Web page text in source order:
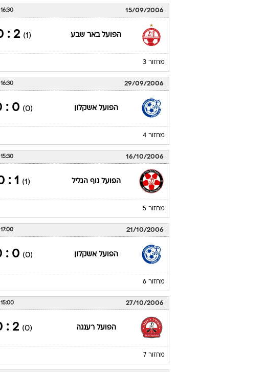
15/09/2006
16:30
הפועל באר שבע (1)
2 : 0
מחזור 3
29/09/2006
16:30
הפועל אשקלון (0)
0 : 0
מחזור 4
16/10/2006
15:30
הפועל נוף הגליל (1)
1 : 0
מחזור 5
21/10/2006
17:00
הפועל אשקלון (0)
0 : 0
מחזור 6
27/10/2006
15:00
הפועל רעננה (0)
2 : 0
מחזור 7